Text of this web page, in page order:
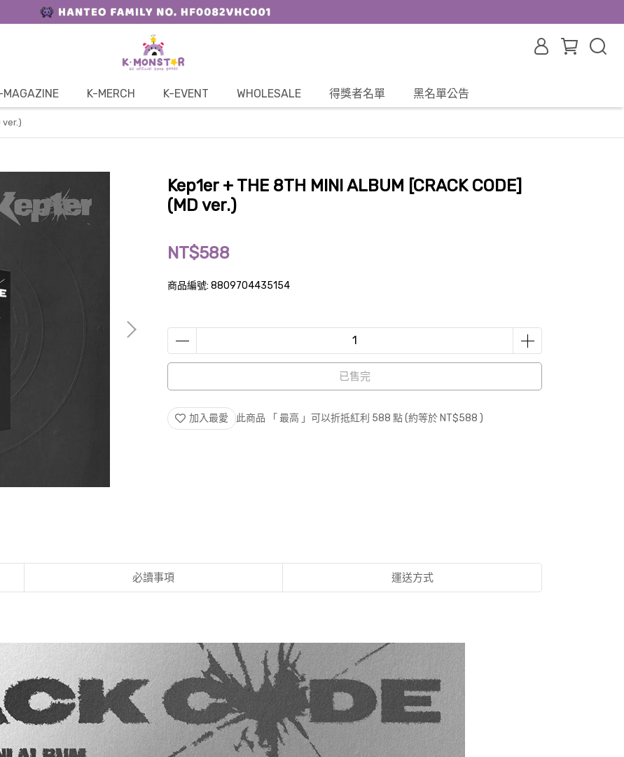
MAGAZINE K-MERCH K-EVENT WHOLESALE 得獎者名單 黑名單公告
ver.)
Kep1er + THE 8TH MINI ALBUM [CRACK CODE]
(MD ver.)
NT$588
商品編號: 8809704435154
已售完
加入最愛 此商品 「 最高 」可以折抵紅利 588 點 (約等於 NT$588 )
必讀事項 運送方式